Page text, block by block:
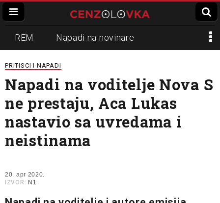
REM Napadi na novinare
Zvučni top
Propaganda Lokalni mediji
Informer Slavko Ćuruvija
PRITISCI I NAPADI
Napadi na voditelje Nova S
ne prestaju, Aca Lukas
nastavio sa uvredama i
neistinama
20. apr 2020.
IZVOR: N1